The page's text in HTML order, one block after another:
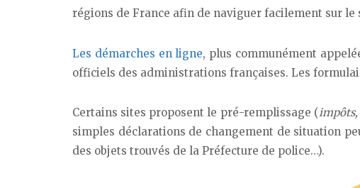
régions de France afin de naviguer facilement sur le
Les démarches en ligne, plus communément
officiels des administrations françaises. Les
Certains sites proposent le pré-remplissage (
simples déclarations de changement de situation
des objets trouvés de la Préfecture de police…).